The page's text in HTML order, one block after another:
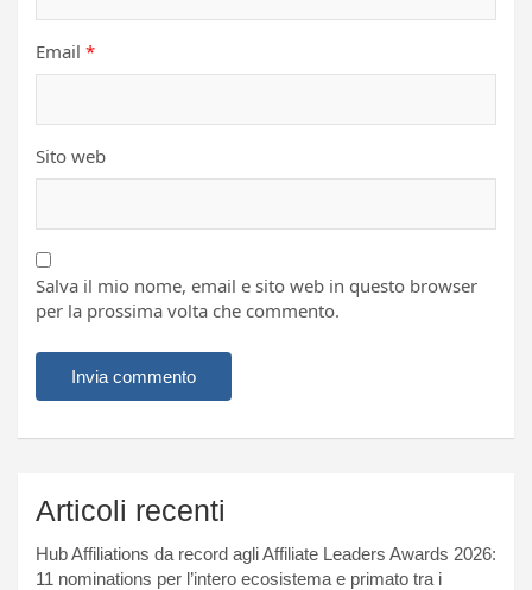
Email *
Sito web
Salva il mio nome, email e sito web in questo browser
per la prossima volta che commento.
Articoli recenti
Hub Affiliations da record agli Affiliate Leaders Awards 2026:
11 nominations per l’intero ecosistema e primato tra i